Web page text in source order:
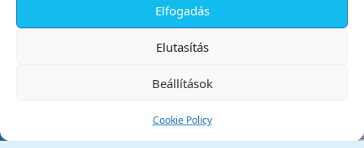
Elfogadás
Elutasítás
Beállítások
Cookie Policy
Tata Város Önkormányzata
✕